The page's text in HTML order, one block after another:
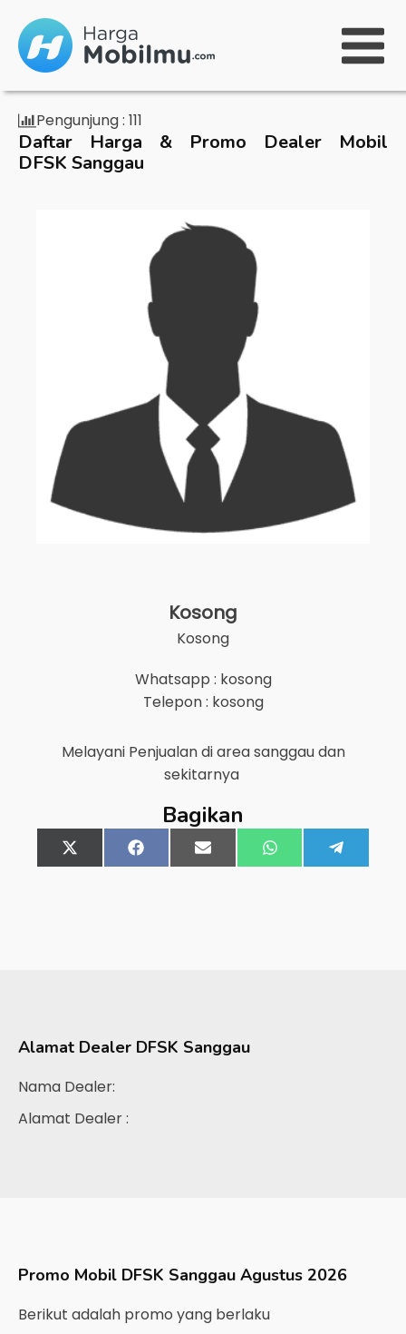
Pengunjung : 111
Daftar Harga & Promo Dealer Mobil
DFSK Sanggau
Kosong
Kosong
Whatsapp : kosong
Telepon : kosong
Melayani Penjualan di areasanggaudan
sekitarnya
Bagikan
Share
on
X
(Twitter)
Share
on
FacebookShare
on
Email Share
on
WhatsApp
on
Alamat Dealer DFSK Sanggau
Nama Dealer:
Alamat Dealer :
Promo Mobil DFSK Sanggau Agustus 2026
Berikut adalah promo yang berlaku